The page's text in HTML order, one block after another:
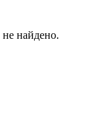
найдено.